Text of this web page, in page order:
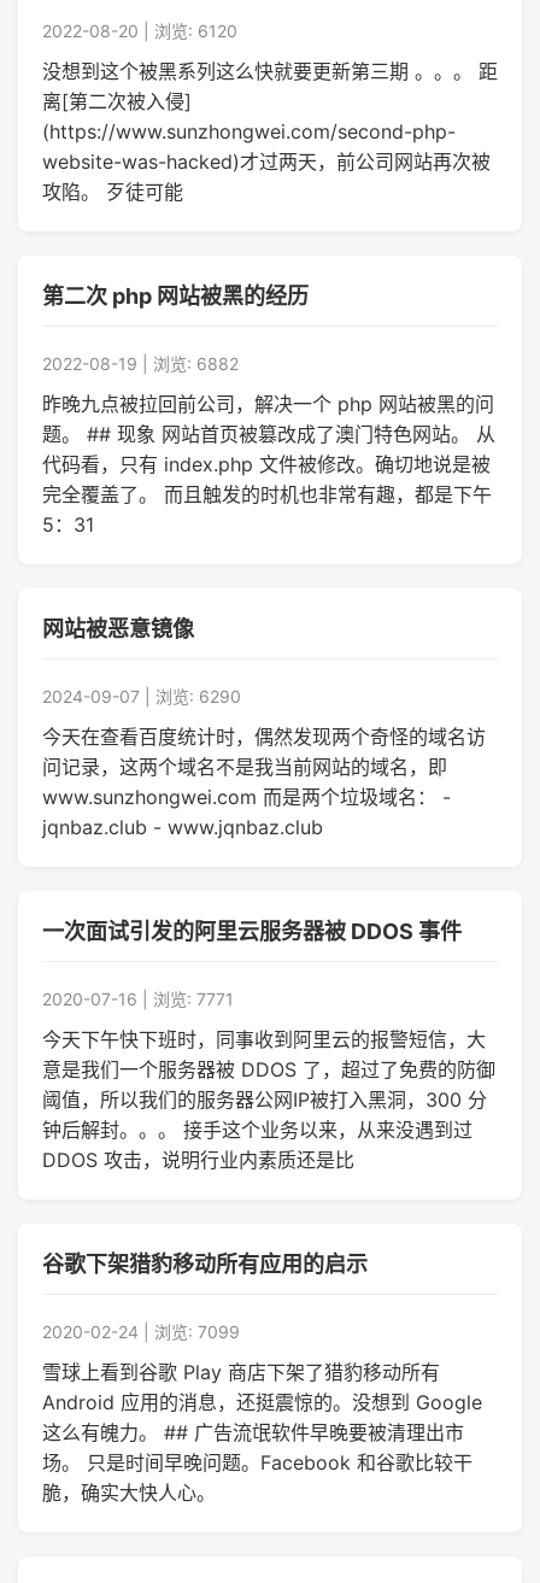
2022-08-20 | 浏览: 6120
没想到这个被黑系列这么快就要更新第三期 。。。 距
离[第二次被入侵]
(https://www.sunzhongwei.com/second-php-
website-was-hacked)才过两天，前公司网站再次被
攻陷。 歹徒可能
第二次 php 网站被黑的经历
2022-08-19 | 浏览: 6882
昨晚九点被拉回前公司，解决一个 php 网站被黑的问
题。 ## 现象 网站首页被篡改成了澳门特色网站。 从
代码看，只有 index.php 文件被修改。确切地说是被
完全覆盖了。 而且触发的时机也非常有趣，都是下午
5：31
网站被恶意镜像
2024-09-07 | 浏览: 6290
今天在查看百度统计时，偶然发现两个奇怪的域名访
问记录，这两个域名不是我当前网站的域名，即
www.sunzhongwei.com 而是两个垃圾域名： -
jqnbaz.club - www.jqnbaz.club
一次面试引发的阿里云服务器被 DDOS 事件
2020-07-16 | 浏览: 7771
今天下午快下班时，同事收到阿里云的报警短信，大
意是我们一个服务器被 DDOS 了，超过了免费的防御
阈值，所以我们的服务器公网IP被打入黑洞，300 分
钟后解封。。。 接手这个业务以来，从来没遇到过
DDOS 攻击，说明行业内素质还是比
谷歌下架猎豹移动所有应用的启示
2020-02-24 | 浏览: 7099
雪球上看到谷歌 Play 商店下架了猎豹移动所有
Android 应用的消息，还挺震惊的。没想到 Google
这么有魄力。 ## 广告流氓软件早晚要被清理出市
场。 只是时间早晚问题。Facebook 和谷歌比较干
脆，确实大快人心。